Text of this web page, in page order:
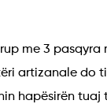
me 3 pasqyra
artizanale do
hapësirën tuaj